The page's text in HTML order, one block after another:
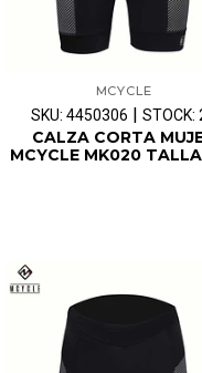
MCYCLE
SKU: 4450306 | STOCK:
CALZA CORTA
MCYCLE MK020